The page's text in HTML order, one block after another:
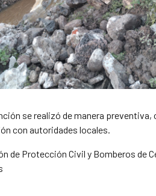
se realizó de manera
con autoridades locales.
de Protección Civil y Bomberos de